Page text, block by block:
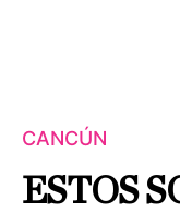
CANCÚN
ESTOS